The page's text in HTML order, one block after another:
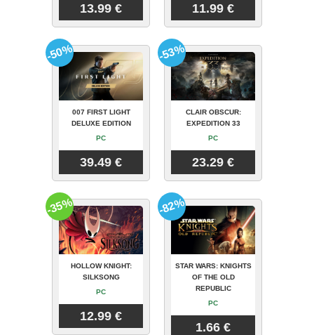
13.99 € 11.99 €
007 FIRST LIGHT
DELUXE EDITION
PC
39.49 €
-50%
CLAIR OBSCUR:
EXPEDITION 33
PC
23.29 €
-53%
HOLLOW KNIGHT:
SILKSONG
PC
12.99 €
-35%
STAR WARS: KNIGHTS
OF THE OLD
REPUBLIC
PC
1.66 €
-82%